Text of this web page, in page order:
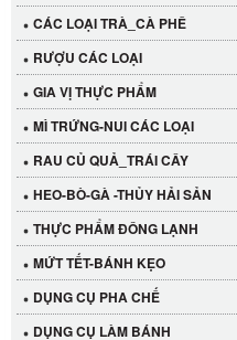
CÁC LOẠI TRÀ_CÀ PHÊ
RƯỢU CÁC LOẠI
GIA VỊ THỰC PHẨM
MÌ TRỨNG-NUI CÁC LOẠI
RAU CỦ QUẢ_TRÁI CÂY
HEO-BÒ-GÀ -THỦY HẢI SẢN
THỰC PHẨM ĐÔNG LẠNH
MỨT TẾT-BÁNH KẸO
DỤNG CỤ PHA CHẾ
DỤNG CỤ LÀM BÁNH